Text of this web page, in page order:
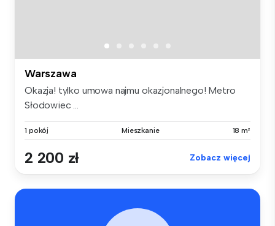
Warszawa
Okazja! tylko umowa najmu okazjonalnego! Metro
Słodowiec ...
1 pokój Mieszkanie 18 m²
2 200 zł Zobacz więcej